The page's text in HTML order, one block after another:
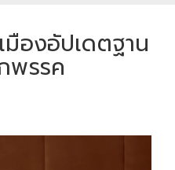
องอัปเดตฐาน
พรรค